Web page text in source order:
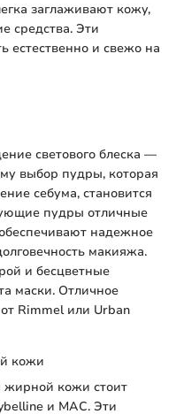
заглаживают кожу,
средства. Эти
естественно и свежо на
светового блеска —
выбор пудры, которая
себума, становится
пудры отличные
надежное
макияжа.
и бесцветные
маски. Отличное
Rimmel или Urban
кожи
жирной кожи стоит
и MAC. Эти